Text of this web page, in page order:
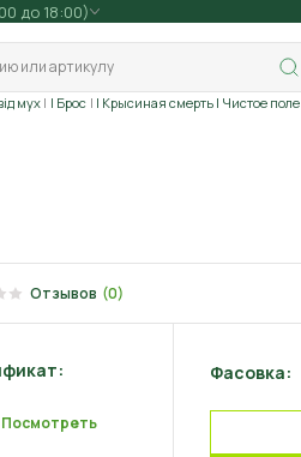
до 18:00)
мух | Брос | Крысиная смерть | Чистое поле
Отзывов (0)
Посмотреть
Фасовка: